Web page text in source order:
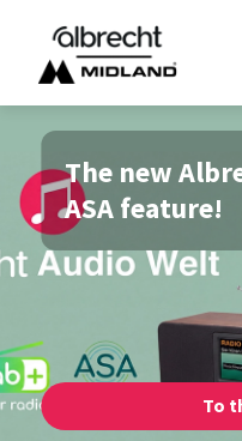
The new
ASA feature!
To